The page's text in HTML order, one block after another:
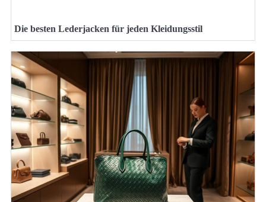
Die besten Lederjacken für jeden Kleidungsstil